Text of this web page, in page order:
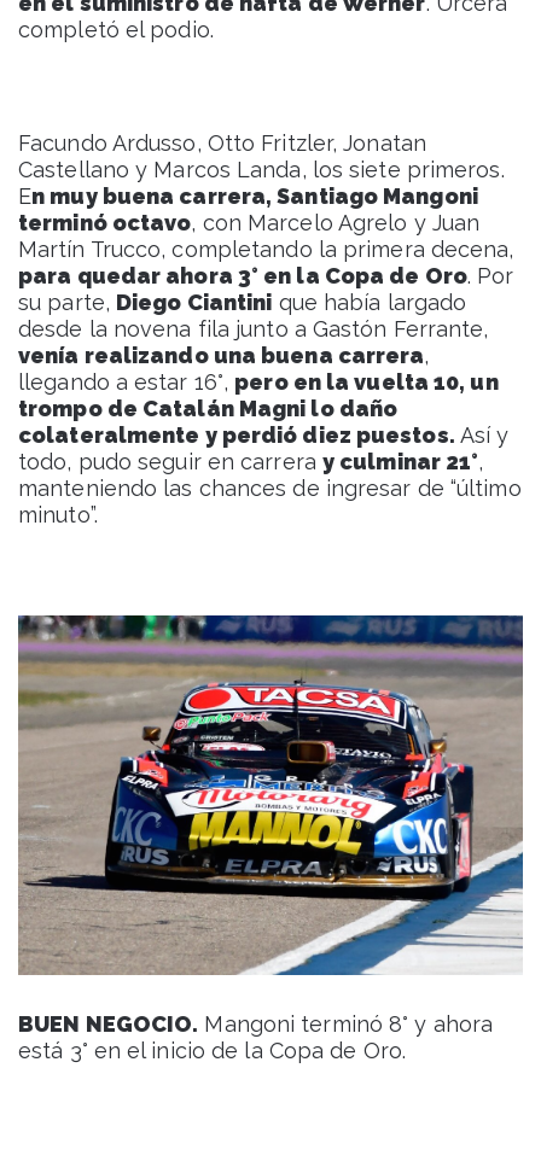
completó el podio.
Facundo Ardusso, Otto Fritzler, Jonatan
Castellano y Marcos Landa, los siete primeros.
En muy buena carrera, Santiago Mangoni
terminó octavo, con Marcelo Agrelo y Juan
Martín Trucco, completando la primera decena,
para quedar ahora 3° en la Copa de Oro. Por
su parte, Diego Ciantini que había largado
desde la novena fila junto a Gastón Ferrante,
venía realizando una buena carrera,
llegando a estar 16°, pero en la vuelta 10, un
trompo de Catalán Magni lo daño
colateralmente y perdió diez puestos. Así y
todo, pudo seguir en carrera y culminar 21°,
manteniendo las chances de ingresar de “último
minuto”.
BUEN NEGOCIO. Mangoni terminó 8° y ahora
está 3° en el inicio de la Copa de Oro.